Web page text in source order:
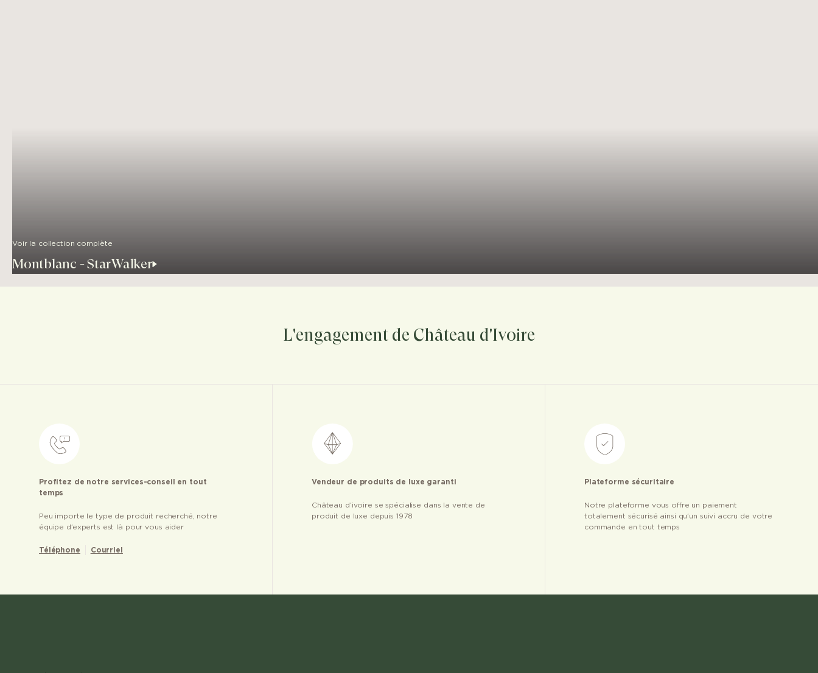
Voir la collection complète
Montblanc - StarWalker
L'engagement de Château d'Ivoire
Profitez de notre services-conseil en tout
temps
Peu importe le type de produit recherché, notre
équipe d’experts est là pour vous aider
Téléphone Courriel
Vendeur de produits de luxe garanti
Château d’ivoire se spécialise dans la vente de
produit de luxe depuis 1978
Plateforme sécuritaire
Notre plateforme vous offre un paiement
totalement sécurisé ainsi qu’un suivi accru de votre
commande en tout temps